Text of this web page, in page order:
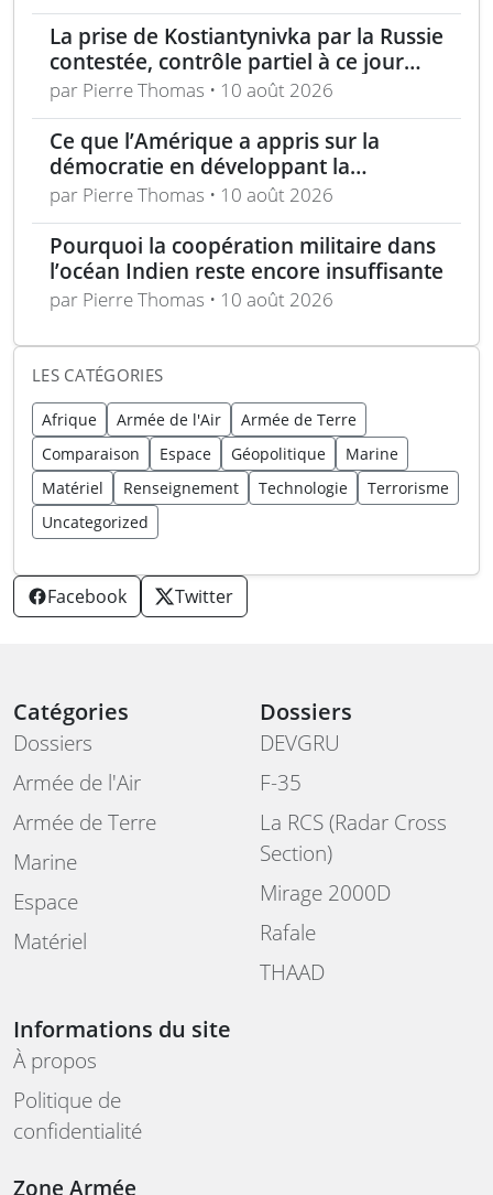
La prise de Kostiantynivka par la Russie
contestée, contrôle partiel à ce jour
selon Londres
par Pierre Thomas • 10 août 2026
Ce que l’Amérique a appris sur la
démocratie en développant la
technologie furtive
par Pierre Thomas • 10 août 2026
Pourquoi la coopération militaire dans
l’océan Indien reste encore insuffisante
par Pierre Thomas • 10 août 2026
LES CATÉGORIES
Afrique Armée de l'Air
Armée de Terre
Comparaison
Espace Géopolitique
Marine
Matériel
Renseignement Technologie
Terrorisme
Uncategorized
Facebook Twitter
Catégories
Dossiers
Armée de l'Air
Armée de Terre
Marine
Espace
Matériel
Dossiers
DEVGRU
F-35
La RCS (Radar Cross
Section)
Mirage 2000D
Rafale
THAAD
Informations du site
À propos
Politique de
confidentialité
Zone Armée